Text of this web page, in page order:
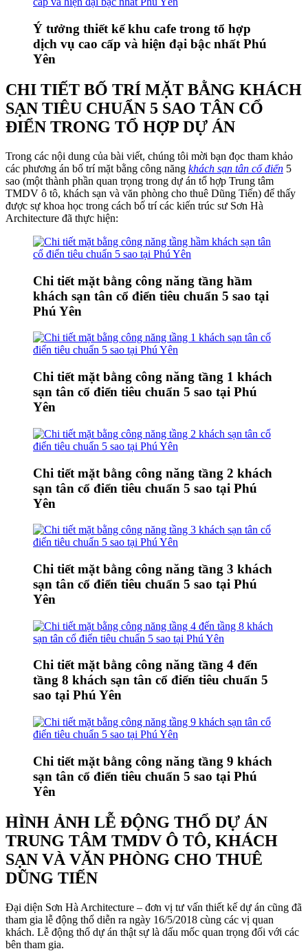
Ý tưởng thiết kế khu cafe trong tổ hợp
dịch vụ cao cấp và hiện đại bậc nhất Phú
Yên
CHI TIẾT BỐ TRÍ MẶT BẰNG KHÁCH
SẠN TIÊU CHUẨN 5 SAO TÂN CỔ
ĐIỂN TRONG TỔ HỢP DỰ ÁN
Trong các nội dung của bài viết, chúng tôi mời bạn đọc tham khảo
các phương án bố trí mặt bằng công năng khách sạn tân cổ điển 5
sao (một thành phần quan trọng trong dự án tổ hợp Trung tâm
TMDV ô tô, khách sạn và văn phòng cho thuê Dũng Tiến) để thấy
được sự khoa học trong cách bố trí các kiến trúc sư Sơn Hà
Architecture đã thực hiện:
Chi tiết mặt bằng công năng tầng hầm
khách sạn tân cổ điển tiêu chuẩn 5 sao tại
Phú Yên
Chi tiết mặt bằng công năng tầng 1 khách
sạn tân cổ điển tiêu chuẩn 5 sao tại Phú
Yên
Chi tiết mặt bằng công năng tầng 2 khách
sạn tân cổ điển tiêu chuẩn 5 sao tại Phú
Yên
Chi tiết mặt bằng công năng tầng 3 khách
sạn tân cổ điển tiêu chuẩn 5 sao tại Phú
Yên
Chi tiết mặt bằng công năng tầng 4 đến
tầng 8 khách sạn tân cổ điển tiêu chuẩn 5
sao tại Phú Yên
Chi tiết mặt bằng công năng tầng 9 khách
sạn tân cổ điển tiêu chuẩn 5 sao tại Phú
Yên
HÌNH ẢNH LỄ ĐỘNG THỔ DỰ ÁN
TRUNG TÂM TMDV Ô TÔ, KHÁCH
SẠN VÀ VĂN PHÒNG CHO THUÊ
DŨNG TIẾN
Đại diện Sơn Hà Architecture – đơn vị tư vấn thiết kế dự án cũng đã
tham gia lễ động thổ diễn ra ngày 16/5/2018 cùng các vị quan
khách. Lễ động thổ dự án thật sự là dấu mốc quan trọng đối với các
bên tham gia.